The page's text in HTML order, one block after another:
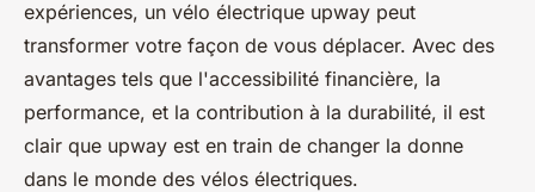
expériences, un vélo électrique upway peut
transformer votre façon de vous déplacer. Avec des
avantages tels que l'accessibilité financière, la
performance, et la contribution à la durabilité, il est
clair que upway est en train de changer la donne
dans le monde des vélos électriques.